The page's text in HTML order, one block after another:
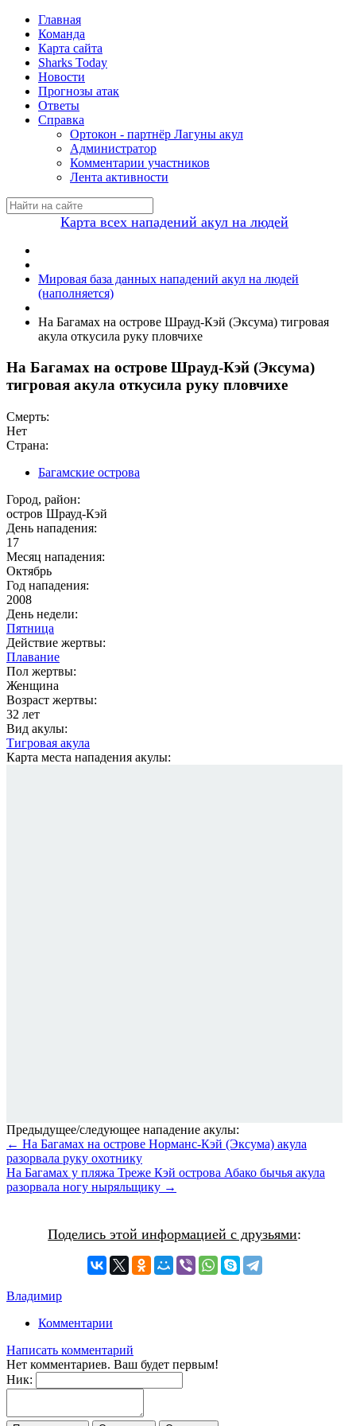
Главная
Команда
Карта сайта
Sharks Today
Новости
Прогнозы атак
Ответы
Справка
Ортокон - партнёр Лагуны акул
Администратор
Комментарии участников
Лента активности
Карта всех нападений акул на людей
Мировая база данных нападений акул на людей
(наполняется)
На Багамах на острове Шрауд-Кэй (Эксума) тигровая
акула откусила руку пловчихе
На Багамах на острове Шрауд-Кэй (Эксума)
тигровая акула откусила руку пловчихе
Смерть:
Нет
Страна:
Багамские острова
Город, район:
остров Шрауд-Кэй
День нападения:
17
Месяц нападения:
Октябрь
Год нападения:
2008
День недели:
Пятница
Действие жертвы:
Плавание
Пол жертвы:
Женщина
Возраст жертвы:
32 лет
Вид акулы:
Тигровая акула
Карта места нападения акулы:
Предыдущее/следующее нападение акулы:
← На Багамах на острове Норманс-Кэй (Эксума) акула
разорвала руку охотнику
На Багамах у пляжа Треже Кэй острова Абако бычья акула
разорвала ногу ныряльщику →
Поделись этой информацией с друзьями:
Владимир
Комментарии
Написать комментарий
Нет комментариев. Ваш будет первым!
Ник: